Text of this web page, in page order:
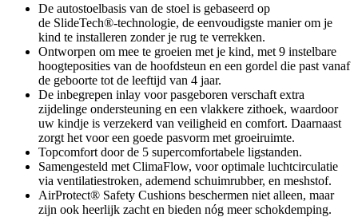
De autostoelbasis van de stoel is gebaseerd op
de SlideTech®-technologie, de eenvoudigste manier om je
kind te installeren zonder je rug te verrekken.
Ontworpen om mee te groeien met je kind, met 9 instelbare
hoogteposities van de hoofdsteun en een gordel die past vanaf
de geboorte tot de leeftijd van 4 jaar.
De inbegrepen inlay voor pasgeboren verschaft extra
zijdelinge ondersteuning en een vlakkere zithoek, waardoor
uw kindje is verzekerd van veiligheid en comfort. Daarnaast
zorgt het voor een goede pasvorm met groeiruimte.
Topcomfort door de 5 supercomfortabele ligstanden.
Samengesteld met ClimaFlow, voor optimale luchtcirculatie
via ventilatiestroken, ademend schuimrubber, en meshstof.
AirProtect® Safety Cushions beschermen niet alleen, maar
zijn ook heerlijk zacht en bieden nóg meer schokdemping.